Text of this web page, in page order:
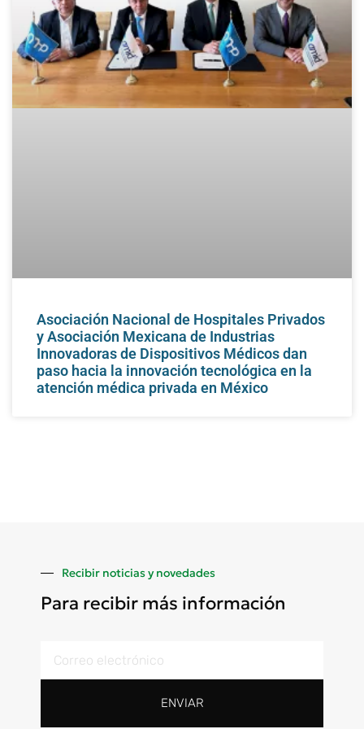
Asociación Nacional de Hospitales Privados
y Asociación Mexicana de Industrias
Innovadoras de Dispositivos Médicos dan
paso hacia la innovación tecnológica en la
atención médica privada en México
Recibir noticias y novedades
Para recibir más información
ENVIAR